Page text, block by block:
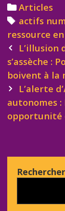
Categories
Articles
Tags
actifs
ressource
Post
navigation
L’illusion
s’assèche :
boivent à la
L’alerte
autonomes
opportunité
Rechercher